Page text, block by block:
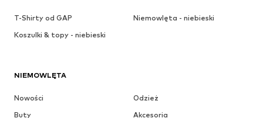
NIEMOWLĘTA
Nowości
Odzież
Buty
Akcesoria
T-Shirty od GAP
Niemowlęta - niebieski
Koszulki & topy - niebieski